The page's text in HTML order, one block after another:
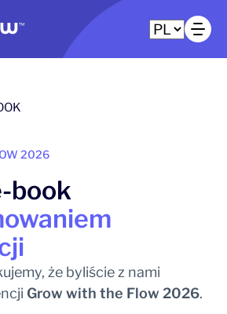
2026
book
że byliście z nami
Grow with the Flow 2026.